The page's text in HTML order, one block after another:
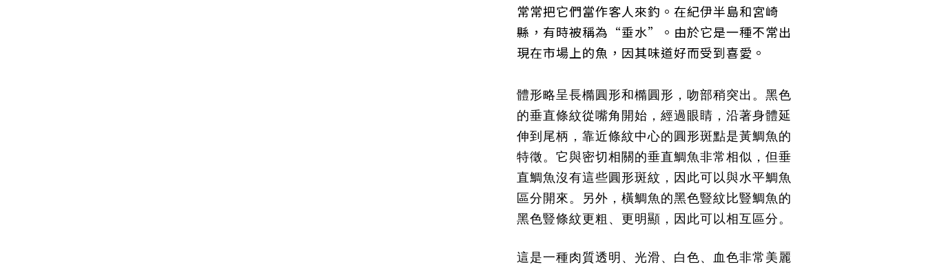
常常把它們當作客人來釣。在紀伊半島和宮崎
縣，有時被稱為“垂水”。由於它是一種不常出
現在市場上的魚，因其味道好而受到喜愛。
體形略呈長橢圓形和橢圓形，吻部稍突出。黑色
的垂直條紋從嘴角開始，經過眼睛，沿著身體延
伸到尾柄，靠近條紋中心的圓形斑點是黃鯛魚的
特徵。它與密切相關的垂直鯛魚非常相似，但垂
直鯛魚沒有這些圓形斑紋，因此可以與水平鯛魚
區分開來。另外，橫鯛魚的黑色豎紋比豎鯛魚的
黑色豎條紋更粗、更明顯，因此可以相互區分。
這是一種肉質透明、光滑、白色、血色非常美麗